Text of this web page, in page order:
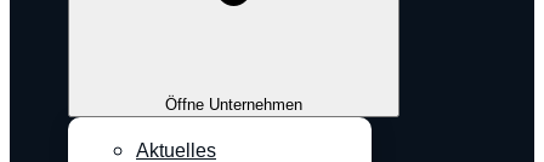
Öffne Unternehmen
Aktuelles